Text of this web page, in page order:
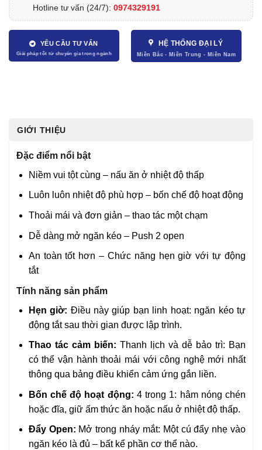
Hotline tư vấn (24/7): 0974329191
YÊU CẦU TƯ VẤN HỆ THỐNG ĐẠI LÝ
GIỚI THIỆU
Đặc điểm nổi bật
Niềm vui tột cùng – nấu ăn ở nhiệt độ thấp
Luôn luôn nhiệt độ phù hợp – bốn chế độ hoạt động
Thoải mái và đơn giản – thao tác một chạm
Dễ dàng mở ngăn kéo – Push 2 open
An toàn tốt hơn – Chức năng hẹn giờ với tự động
tắt
Tính năng sản phẩm
Hẹn giờ: Điều này giúp bạn linh hoạt: ngăn kéo tự
động tắt sau thời gian được lập trình.
Thao tác cảm biến: Thanh lịch và dễ bảo trì: Bạn
có thể vận hành thoải mái với công nghệ mới nhất
thông qua bảng điều khiển cảm ứng gắn liền.
Bốn chế độ hoạt động: 4 trong 1: hâm nóng chén
hoặc đĩa, giữ ấm thức ăn hoặc nấu ở nhiệt độ thấp.
Đẩy Open: Mở trong nháy mắt: Một cú đẩy nhẹ vào
ngăn kéo là đủ – bất kể phần cơ thể nào.